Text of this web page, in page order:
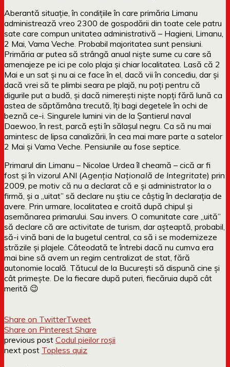
Aberantă situație, în condițiile în care primăria Limanu
administrează vreo 2300 de gospodării din toate cele patru
sate care compun unitatea administrativă – Hagieni, Limanu,
2 Mai, Vama Veche. Probabil majoritatea sunt pensiuni.
Primăria ar putea să strângă anual niște sume cu care să
amenajeze pe ici pe colo plaja și chiar localitatea. Lasă că 2
Mai e un sat și nu ai ce face în el, dacă vii în concediu, dar și
dacă vrei să te plimbi seara pe plajă, nu poți pentru că
digurile put a budă, și dacă nimerești niște nopți fără lună ca
astea de săptămâna trecută, îți bagi degetele în ochi de
beznă ce-i. Singurele lumini vin de la Șantierul naval
Daewoo, în rest, parcă ești în sălașul negru. Ca să nu mai
amintesc de lipsa canalizării, în cea mai mare parte a satelor
2 Mai și Vama Veche. Pensiunile au fose septice.
Primarul din Limanu – Nicolae Urdea îl cheamă – cică ar fi
fost și în vizorul ANI (Agenția Națională de Integritate) prin
2009, pe motiv că nu a declarat că e și administrator la o
firmă, și a „uitat” să declare nu știu ce câștig în declarația de
avere. Prin urmare, localitatea e croită după chipul și
asemănarea primarului. Sau invers. O comunitate care „uită”
să declare că are activitate de turism, dar așteaptă, probabil,
să-i vină bani de la bugetul central, ca să i se modernizeze
străzile și plajele. Câteodată te întrebi dacă nu cumva era
mai bine să avem un regim centralizat de stat, fără
autonomie locală. Tătucul de la București să dispună cine și
cât primește. De la fiecare după puteri, fiecăruia după cât
merită 😉
Share on TwitterTweet
Share on Pinterest Share
previous post Codul pieilor roșii
next post Topless quiz